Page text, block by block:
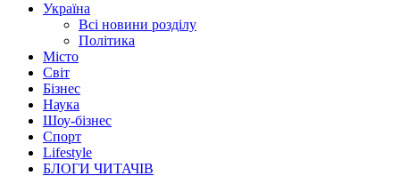
Україна
Всі новини розділу
Політика
Місто
Світ
Бізнес
Наука
Шоу-бізнес
Спорт
Lifestyle
БЛОГИ ЧИТАЧІВ